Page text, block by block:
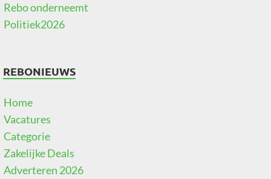
Rebo onderneemt
Politiek2026
REBONIEUWS
Home
Vacatures
Categorie
Zakelijke Deals
Adverteren 2026